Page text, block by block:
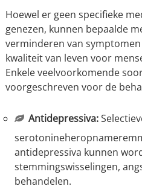
Hoewel er geen specifieke
genezen, kunnen bepaalde
verminderen van
kwaliteit van leven voor
Enkele veelvoorkomende
voorgeschreven voor de
Antidepressiva:
antidepressiva kunnen
stemmingswisselingen,
behandelen.